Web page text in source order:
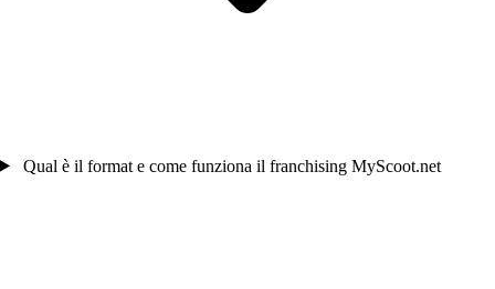
Qual è il format e come funziona il franchising MyScoot.net